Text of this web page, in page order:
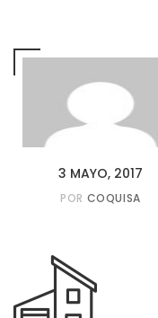
3 MAYO, 2017
POR COQUISA